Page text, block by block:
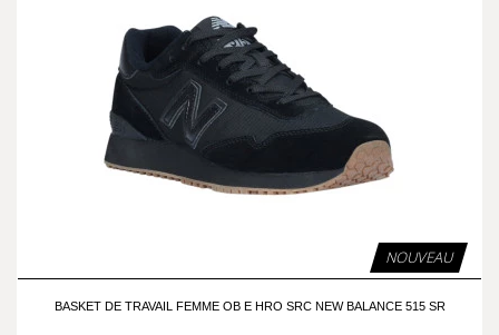
NOUVEAU
BASKET DE TRAVAIL FEMME OB E HRO SRC NEW BALANCE 515 SR